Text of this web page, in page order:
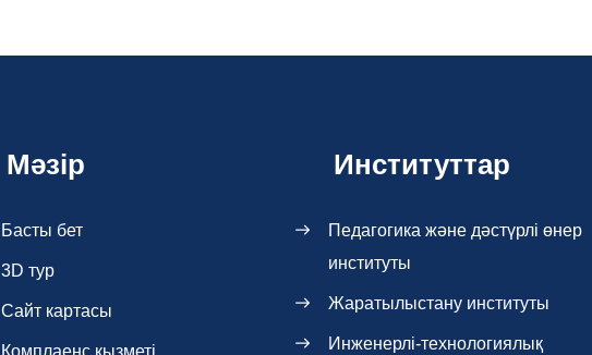
Мәзір
Басты бет
3D тур
Сайт картасы
Институттар
Педагогика және дәстүрлі өнер
институты
Жаратылыстану институты
Инженерлі-технологиялық